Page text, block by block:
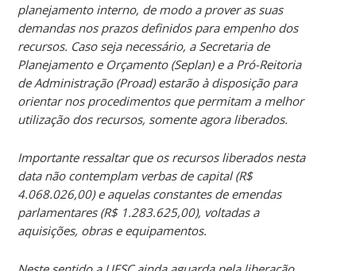
planejamento interno, de modo a prover as suas
demandas nos prazos definidos para empenho dos
recursos. Caso seja necessário, a Secretaria de
Planejamento e Orçamento (Seplan) e a Pró-Reitoria
de Administração (Proad) estarão à disposição para
orientar nos procedimentos que permitam a melhor
utilização dos recursos, somente agora liberados.
Importante ressaltar que os recursos liberados nesta
data não contemplam verbas de capital (R$
4.068.026,00) e aquelas constantes de emendas
parlamentares (R$ 1.283.625,00), voltadas a
aquisições, obras e equipamentos.